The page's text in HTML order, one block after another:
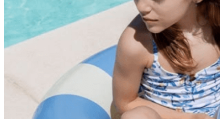
Sandalias niña
Zapatos niños
Zapatos colegiales niño
Sandalias niño
Botas de agua
Zapatillas casa
Ingleses y pepitos